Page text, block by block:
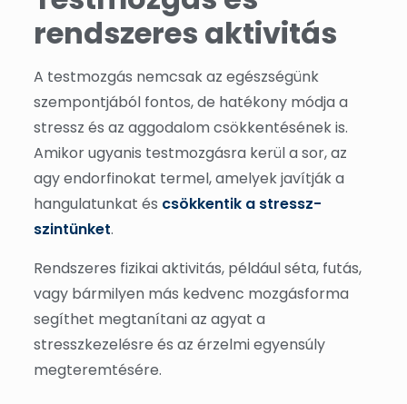
rendszeres aktivitás
A testmozgás nemcsak az egészségünk
szempontjából fontos, de hatékony módja a
stressz és az aggodalom csökkentésének is.
Amikor ugyanis testmozgásra kerül a sor, az
agy endorfinokat termel, amelyek javítják a
hangulatunkat és csökkentik a stressz-
szintünket.
Rendszeres fizikai aktivitás, például séta, futás,
vagy bármilyen más kedvenc mozgásforma
segíthet megtanítani az agyat a
stresszkezelésre és az érzelmi egyensúly
megteremtésére.